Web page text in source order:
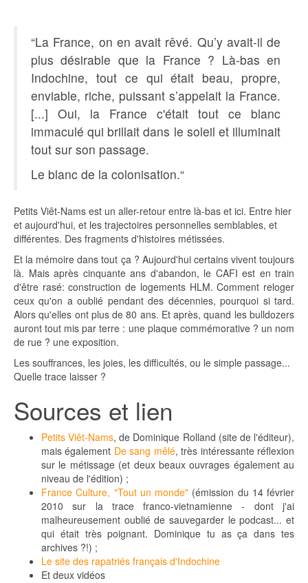
“La France, on en avait rêvé. Qu’y avait-il de
plus désirable que la France ? Là-bas en
Indochine, tout ce qui était beau, propre,
enviable, riche, puissant s’appelait la France.
[...] Oui, la France c'était tout ce blanc
immaculé qui brillait dans le soleil et illuminait
tout sur son passage.
Le blanc de la colonisation.“
Petits Viêt-Nams est un aller-retour entre là-bas et ici. Entre hier
et aujourd'hui, et les trajectoires personnelles semblables, et
différentes. Des fragments d'histoires métissées.
Et la mémoire dans tout ça ? Aujourd'hui certains vivent toujours
là. Mais après cinquante ans d'abandon, le CAFI est en train
d'être rasé: construction de logements HLM. Comment reloger
ceux qu'on a oublié pendant des décennies, pourquoi si tard.
Alors qu'elles ont plus de 80 ans. Et après, quand les bulldozers
auront tout mis par terre : une plaque commémorative ? un nom
de rue ? une exposition.
Les souffrances, les joies, les difficultés, ou le simple passage...
Quelle trace laisser ?
Sources et lien
Petits Viêt-Nams, de Dominique Rolland (site de l'éditeur),
mais également De sang mêlé, très intéressante réflexion
sur le métissage (et deux beaux ouvrages également au
niveau de l'édition) ;
France Culture, "Tout un monde" (émission du 14 février
2010 sur la trace franco-vietnamienne - dont j'ai
malheureusement oublié de sauvegarder le podcast... et
qui était très poignant. Dominique tu as ça dans tes
archives ?!) ;
Le site des rapatriés français d'Indochine
Et deux vidéos